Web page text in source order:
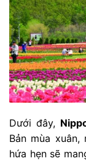
Dưới đây,
Bản mùa
hứa hẹn sẽ